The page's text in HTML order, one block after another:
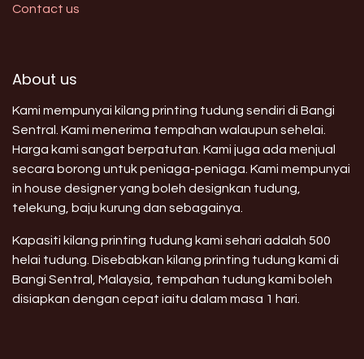
Contact us
About us
Kami mempunyai kilang printing tudung sendiri di Bangi
Sentral. Kami menerima tempahan walaupun sehelai.
Harga kami sangat berpatutan. Kami juga ada menjual
secara borong untuk peniaga-peniaga. Kami mempunyai
in house designer yang boleh designkan tudung,
telekung, baju kurung dan sebagainya.
Kapasiti kilang printing tudung kami sehari adalah 500
helai tudung. Disebabkan kilang printing tudung kami di
Bangi Sentral, Malaysia, tempahan tudung kami boleh
disiapkan dengan cepat iaitu dalam masa 1 hari.